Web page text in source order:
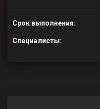
Срок выполнения:
Специалисты: